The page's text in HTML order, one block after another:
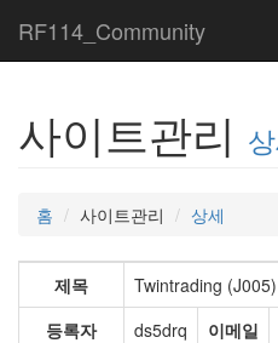
RF114_Community
사이트관리
홈 사이트관리 상세
제목
Twintrading
등록자
ds5drq 이메일